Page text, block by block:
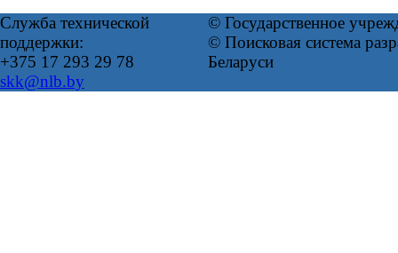
Служба технической
поддержки:
+375 17 293 29 78
skk@nlb.by
© Государственное
© Поисковая система
Беларуси